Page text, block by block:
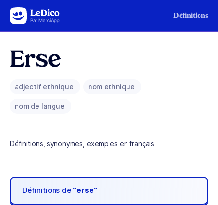
Aller au contenu Définitions
Erse
adjectif ethnique nom ethnique
nom de langue
Définitions, synonymes, exemples en français
Définitions de “erse“